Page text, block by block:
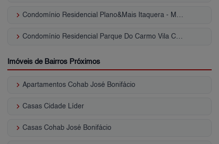
keyboard_arrow_right Condomínio Residencial Plano&Mais Itaquera - Marabá Vila Carmosina
keyboard_arrow_right Condomínio Residencial Parque Do Carmo Vila Carmosina
Imóveis de Bairros Próximos
keyboard_arrow_right Apartamentos Cohab José Bonifácio
keyboard_arrow_right Casas Cidade Líder
keyboard_arrow_right Casas Cohab José Bonifácio